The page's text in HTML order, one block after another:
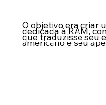
O objetivo era criar
dedicada à RAM,
que traduzisse seu
americano e seu